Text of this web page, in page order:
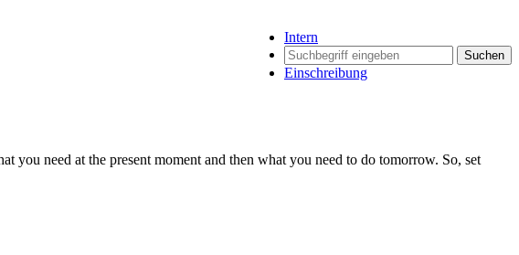
Intern
Suchen
Einschreibung
need at the present moment and then what you need to do tomorrow. So, set